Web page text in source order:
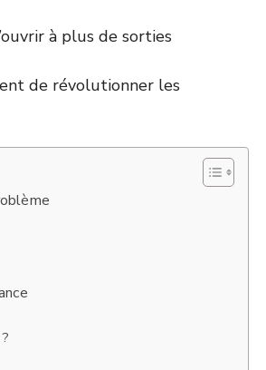
à plus de sorties
de révolutionner les